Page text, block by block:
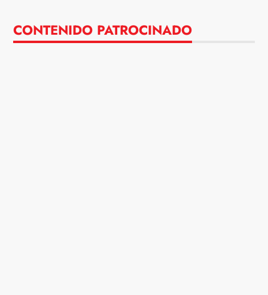
CONTENIDO PATROCINADO